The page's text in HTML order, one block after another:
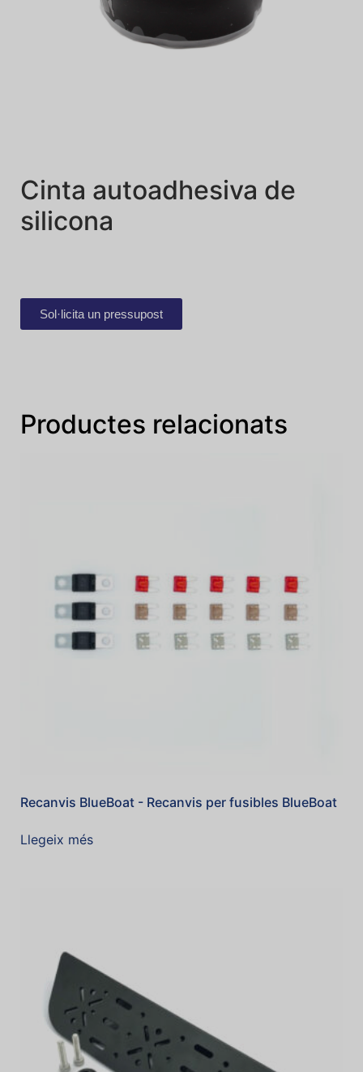
Cinta autoadhesiva de
silicona
Sol·licita un pressupost
Productes relacionats
Recanvis BlueBoat - Recanvis per fusibles BlueBoat
Llegeix més